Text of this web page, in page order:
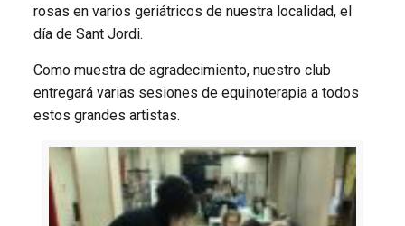
rosas en varios geriátricos de nuestra localidad, el
día de Sant Jordi.
Como muestra de agradecimiento, nuestro club
entregará varias sesiones de equinoterapia a todos
estos grandes artistas.